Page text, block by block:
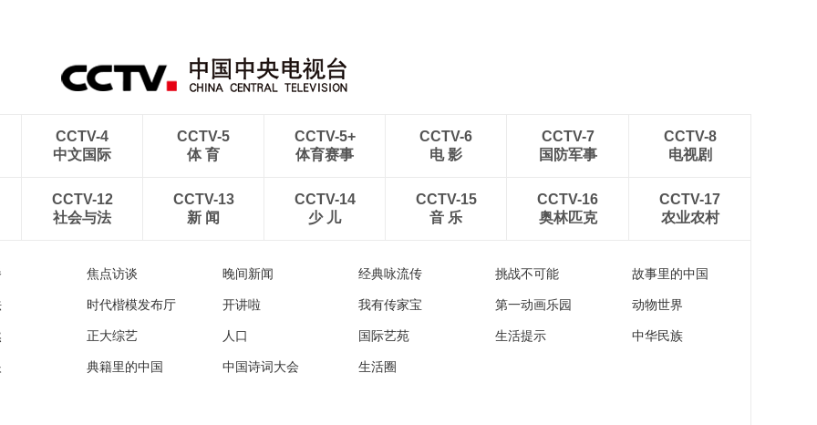
CCTV-4
中文国际
CCTV-5
体 育
CCTV-5+
体育赛事
CCTV-6
电 影
CCTV-7
国防军事
CCTV-8
电视剧
CCTV-12
社会与法
CCTV-13
新 闻
CCTV-14
少 儿
CCTV-15
音 乐
CCTV-16
奥林匹克
CCTV-17
农业农村
焦点访谈 晚间新闻 经典咏流传 挑战不可能 故事里的中国
时代楷模发布厅 开讲啦 我有传家宝 第一动画乐园 动物世界
正大综艺 人口 国际艺苑 生活提示 中华民族
典籍里的中国 中国诗词大会 生活圈